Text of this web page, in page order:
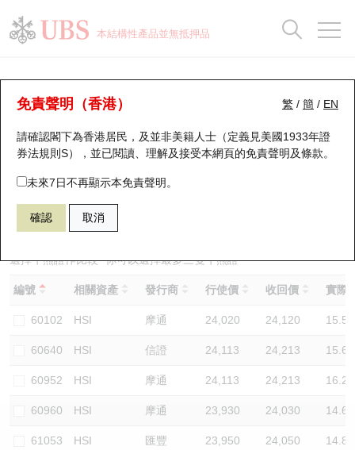
本結構性產品並無抵押品
繁 / 簡 / EN
免責聲明（香港）
請確認閣下為香港居民，及並非美籍人士（定義見美國1933年證
券法規則S），並已閱讀、理解及接受本網頁的免責聲明及條款。
未來7日不再顯示本免責聲明。
確認 取消
牛熊證分析儀
表現 街貨統計 比較
67438 瑞銀牛證 HSI 恒生指數
選擇牛熊證作比較 *你可以選擇最多三隻牛熊證
編號 相關資產 發行商 行使價 收回價 實際
60102 HSI 摩通 24,020 24,120 15.5
60640 HSI 信證 24,113 24,213 15.6
60952 HSI 摩通 24,113 24,213 16.2
60960 HSI 摩通 23,930 24,030 14.6
61053 HSI 匯豐 23,950 24,050 14.8
瑞銀認股證一覽
新發行瑞銀認股證
即將到期認股證
認股證到期結算價查詢
認股證分析儀
認股證速算機
認股證/牛熊證日誌
認股證文件及公告
街貨統計
比較
牛熊全景快搜
牛熊證搜尋
牛熊證街貨分佈圖
正股牛熊證列表
新發行瑞銀牛熊證
已收回牛熊證剩餘價值
牛熊證到期結算價查詢
牛熊證分析儀
街貨統計
比較
十大升幅/跌幅
十大認股證成交分佈
十天股證佔大市成交
資金流
街貨統計
三十大平均引伸波幅
正股分析儀
二十大活躍股份
恒指成份股
國指成份股
科指成份股
相關資產沽空
中資ETFs溢價比較
AH 股價對照
持股比重
顯示所有持股比重
每月輪證大市專題
輪證專欄
講座及教育短片
認股證投資者教育
牛熊證投資者教育
認股證牛熊證常問問題